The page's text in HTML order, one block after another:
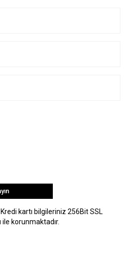
kartı bilgileriniz 256Bit SSL
ile korunmaktadır.